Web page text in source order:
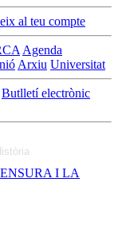
al teu compte
Agenda
Arxiu Universitat
Butlletí electrònic
I LA